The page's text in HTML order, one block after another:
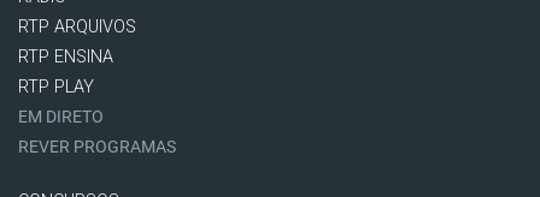
RTP ARQUIVOS
RTP ENSINA
RTP PLAY
EM DIRETO
REVER PROGRAMAS